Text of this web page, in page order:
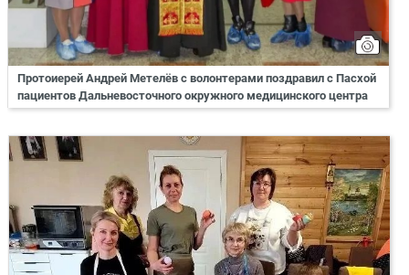
Протоиерей Андрей Метелёв с волонтерами поздравил с Пасхой
пациентов Дальневосточного окружного медицинского центра